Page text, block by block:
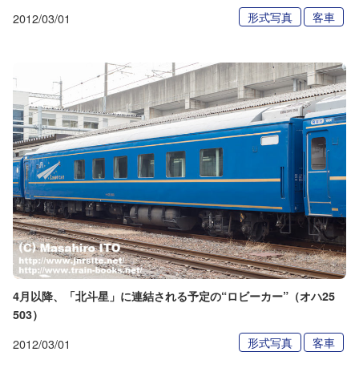
2012/03/01 形式写真 客車
4月以降、「北斗星」に連結される予定の“ロビーカー”（オハ25
503）
2012/03/01 形式写真 客車